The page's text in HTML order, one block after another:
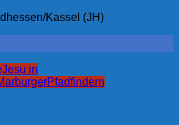
Kassel (JH)
Jesu in
Pfadfindern